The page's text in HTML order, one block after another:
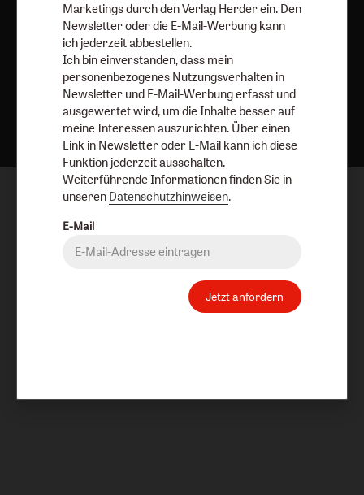
Nach oben
Marketings durch den Verlag Herder ein. Den
Newsletter oder die E-Mail-Werbung kann
ich jederzeit abbestellen.
Ich bin einverstanden, dass mein
personenbezogenes Nutzungsverhalten in
Newsletter und E-Mail-Werbung erfasst und
ausgewertet wird, um die Inhalte besser auf
meine Interessen auszurichten. Über einen
Link in Newsletter oder E-Mail kann ich diese
Funktion jederzeit ausschalten.
Weiterführende Informationen finden Sie in
unseren Datenschutzhinweisen.
E-Mail
Jetzt anfordern